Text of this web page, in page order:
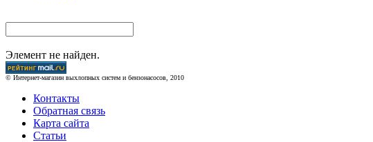
Элемент не найден.
© Интернет-магазин выхлопных систем и бензонасосов, 2010
Контакты
Обратная связь
Карта сайта
Статьи